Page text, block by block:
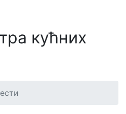
кућних